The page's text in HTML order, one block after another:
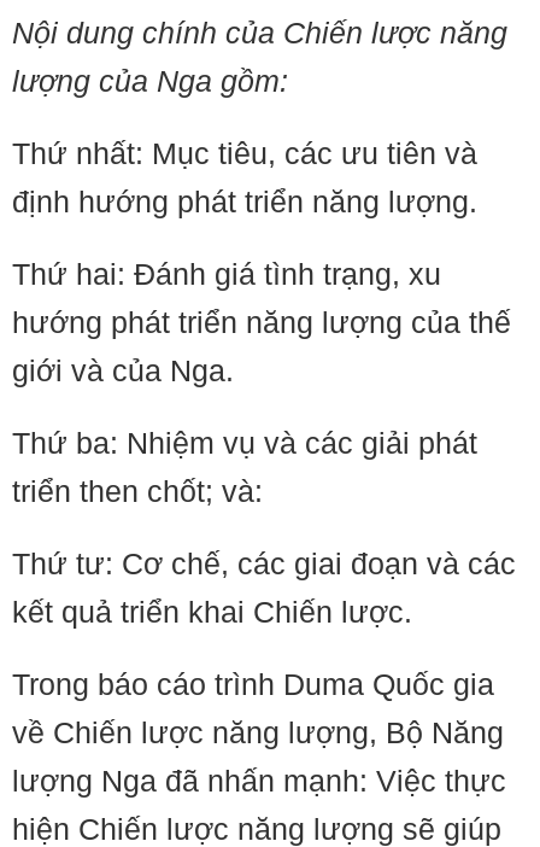
Nội dung chính của Chiến lược năng
lượng của Nga gồm:
Thứ nhất: Mục tiêu, các ưu tiên và
định hướng phát triển năng lượng.
Thứ hai: Đánh giá tình trạng, xu
hướng phát triển năng lượng của thế
giới và của Nga.
Thứ ba: Nhiệm vụ và các giải phát
triển then chốt; và:
Thứ tư: Cơ chế, các giai đoạn và các
kết quả triển khai Chiến lược.
Trong báo cáo trình Duma Quốc gia
về Chiến lược năng lượng, Bộ Năng
lượng Nga đã nhấn mạnh: Việc thực
hiện Chiến lược năng lượng sẽ giúp